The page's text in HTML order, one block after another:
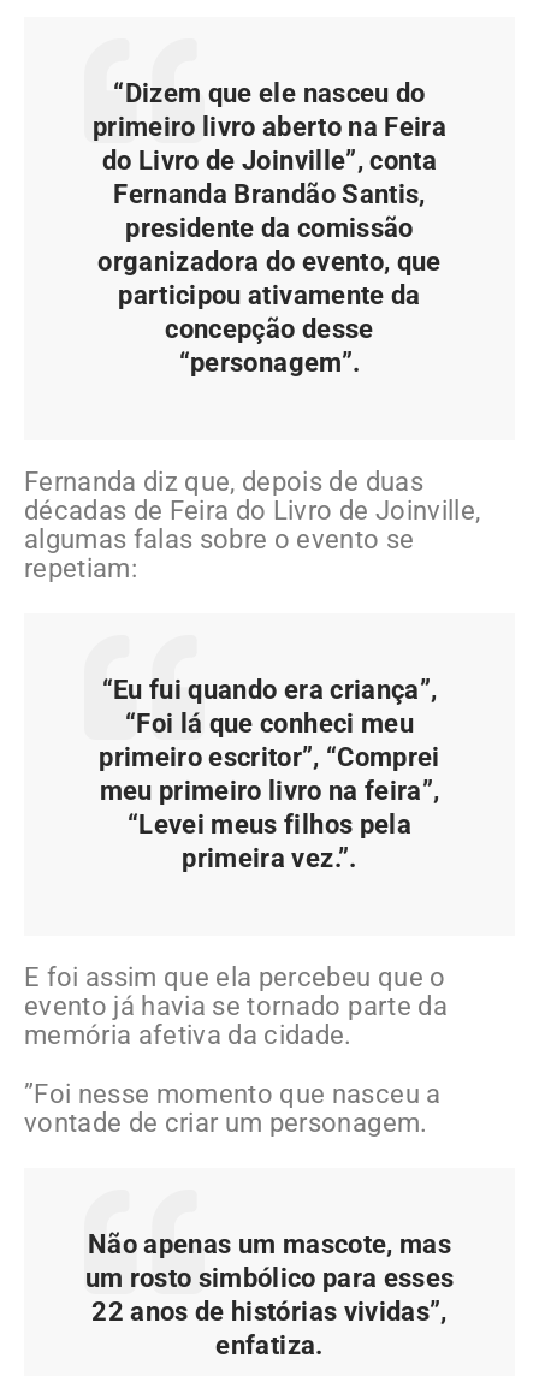
“Dizem que ele nasceu do
primeiro livro aberto na Feira
do Livro de Joinville”, conta
Fernanda Brandão Santis,
presidente da comissão
organizadora do evento, que
participou ativamente da
concepção desse
“personagem”.
Fernanda diz que, depois de duas
décadas de Feira do Livro de Joinville,
algumas falas sobre o evento se
repetiam:
“Eu fui quando era criança”,
“Foi lá que conheci meu
primeiro escritor”, “Comprei
meu primeiro livro na feira”,
“Levei meus filhos pela
primeira vez.”.
E foi assim que ela percebeu que o
evento já havia se tornado parte da
memória afetiva da cidade.
”Foi nesse momento que nasceu a
vontade de criar um personagem.
Não apenas um mascote, mas
um rosto simbólico para esses
22 anos de histórias vividas”,
enfatiza.